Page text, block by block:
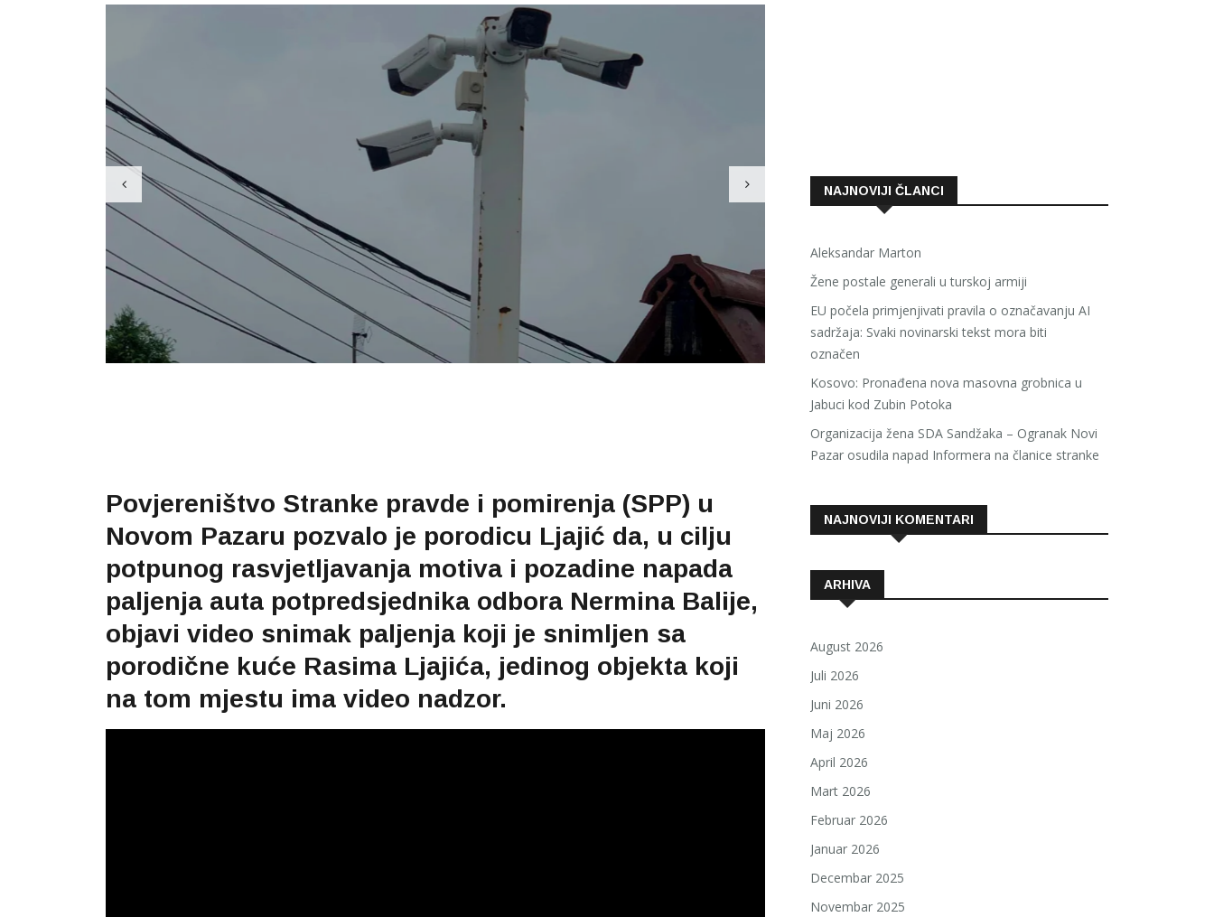
Povjereništvo Stranke pravde i pomirenja (SPP) u
Novom Pazaru pozvalo je porodicu Ljajić da, u cilju
potpunog rasvjetljavanja motiva i pozadine napada
paljenja auta potpredsjednika odbora Nermina Balije,
objavi video snimak paljenja koji je snimljen sa
porodične kuće Rasima Ljajića, jedinog objekta koji
na tom mjestu ima video nadzor.
NAJNOVIJI ČLANCI
Aleksandar Marton
Žene postale generali u turskoj armiji
EU počela primjenjivati pravila o označavanju AI
sadržaja: Svaki novinarski tekst mora biti
označen
Kosovo: Pronađena nova masovna grobnica u
Jabuci kod Zubin Potoka
Organizacija žena SDA Sandžaka – Ogranak Novi
Pazar osudila napad Informera na članice stranke
NAJNOVIJI KOMENTARI
ARHIVA
August 2026
Juli 2026
Juni 2026
Maj 2026
April 2026
Mart 2026
Februar 2026
Januar 2026
Decembar 2025
Novembar 2025